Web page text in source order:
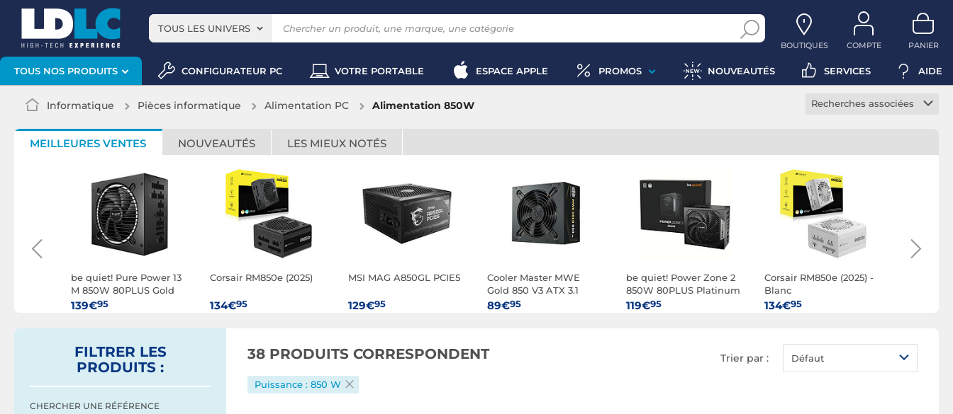
TOUS LES UNIVERS
BOUTIQUES COMPTE PANIER
TOUS NOS PRODUITS CONFIGURATEUR PC VOTRE PORTABLE ESPACE APPLE PROMOS NOUVEAUTÉS SERVICES AIDE
Informatique Pièces informatique Alimentation PC Alimentation 850W
Recherches associées
Alimentation EPS12V
Alimentation SFX
Alimentation ATX
Alimentation active
Alimentation PC de
Bronze
MEILLEURES VENTES NOUVEAUTÉS LES MIEUX NOTÉS
be quiet! Pure Power 13
M 850W 80PLUS Gold
139€95
Corsair RM850e (2025)
134€95
MSI MAG A850GL PCIE5
129€95
Cooler Master MWE
Gold 850 V3 ATX 3.1
Non-Modular
89€95
be quiet! Power Zone 2
850W 80PLUS Platinum
119€95
Corsair RM850e (2025) -
Blanc
134€95
FILTRER LES
PRODUITS :
CHERCHER UNE RÉFÉRENCE
38 PRODUITS CORRESPONDENT Trier par : Défaut
Puissance : 850 W